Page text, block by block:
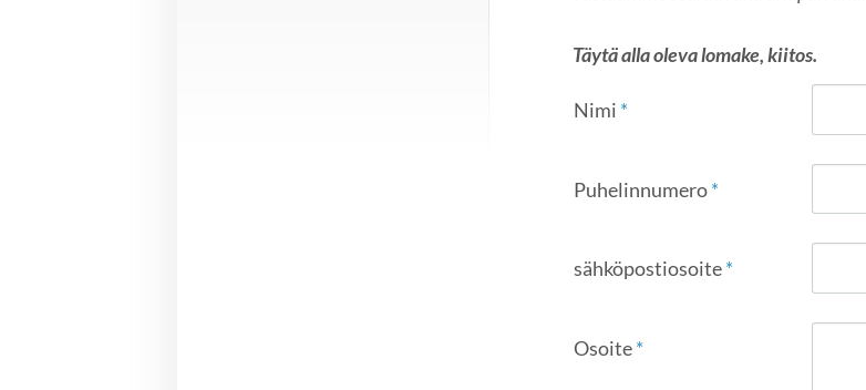
Täytä alla oleva lomake, kiitos.
Nimi *
Puhelinnumero*
sähköpostiosoite*
Osoite*